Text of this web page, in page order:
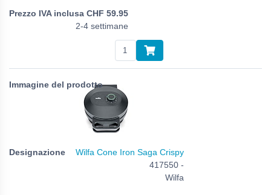
CHF 59.95
2-4 settimane
Wilfa Cone Iron Saga Crispy
417550 -
Wilfa